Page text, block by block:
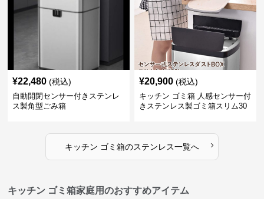
¥22,480 (税込)
自動開閉センサー付きステンレ
ス製角型ごみ箱
¥20,900 (税込)
キッチン ゴミ箱 人感センサー付
きステンレス製ゴミ箱スリム30
キッチン ゴミ箱のステンレス一覧へ ›
キッチン ゴミ箱家庭用のおすすめアイテム